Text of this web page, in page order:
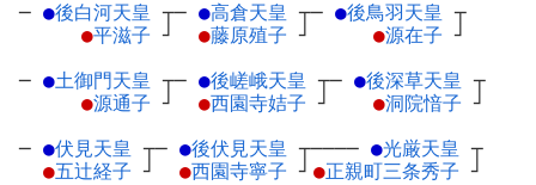
─ ●後白河天皇 ┬
●平滋子 ┘
─ ●高倉天皇 ┬
●藤原殖子 ┘
─ ●後鳥羽天皇 ┬
●源在子 ┘
─ ●土御門天皇 ┬
●源通子 ┘
─ ●後嵯峨天皇 ┬
●西園寺姞子 ┘
─ ●後深草天皇 ┬
●洞院愔子 ┘
─ ●伏見天皇 ┬
●五辻経子 ┘
─ ●後伏見天皇 ┬
●西園寺寧子 ┘
──── ●光厳天皇 ┬
●正親町三条秀子 ┘